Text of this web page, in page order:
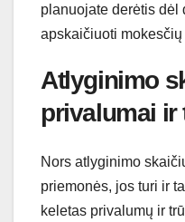
planuojate derėtis dėl
apskaičiuoti mokesčių
Atlyginimo
privalumai ir
Nors atlyginimo
priemonės, jos turi ir
keletas privalumų ir